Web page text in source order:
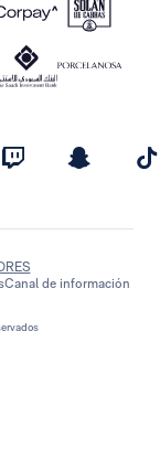
Canal de información